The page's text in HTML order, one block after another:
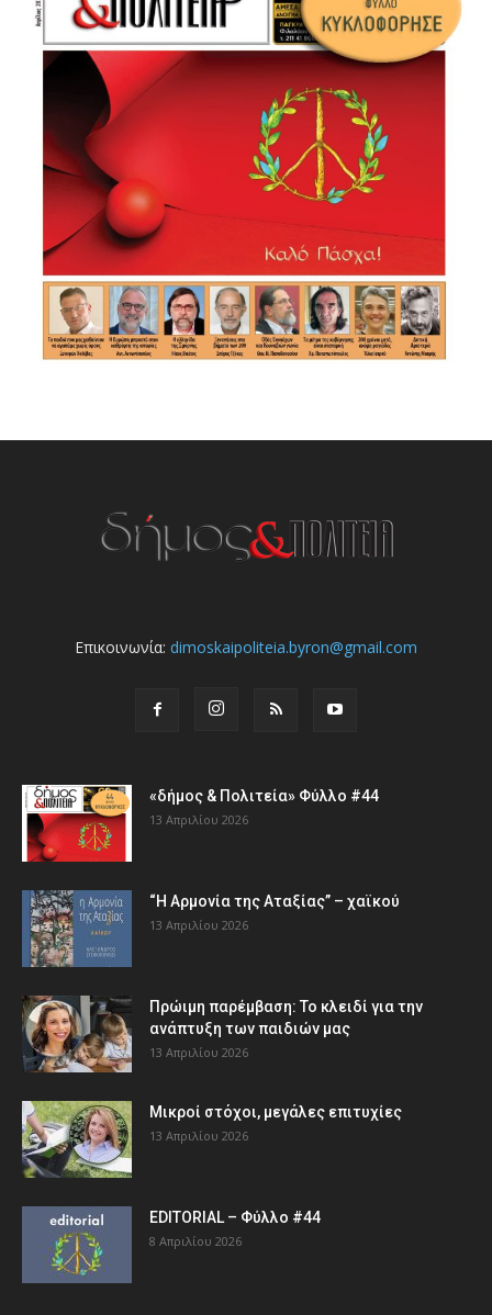
Επικοινωνία: dimoskaipoliteia.byron@gmail.com
«δήμος & Πολιτεία» Φύλλο #44
13 Απριλίου 2026
“Η Αρμονία της Αταξίας” – χαϊκού
13 Απριλίου 2026
Πρώιμη παρέμβαση: Το κλειδί για την
ανάπτυξη των παιδιών µας
13 Απριλίου 2026
Μικροί στόχοι, μεγάλες επιτυχίες
13 Απριλίου 2026
EDITORIAL – Φύλλο #44
8 Απριλίου 2026